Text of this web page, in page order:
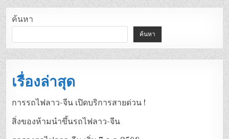
ค้นหา
ค้นหา
เรื่องล่าสุด
การรถไฟลาว-จีน เปิดบริการสายด่วน !
สิ่งของห้ามนำขึ้นรถไฟลาว-จีน